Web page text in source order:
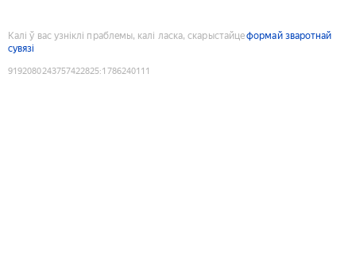
Калі ў вас узніклі праблемы, калі ласка, скарыстайцеформай зваротнай
сувязі
9192080243757422825:1786240111